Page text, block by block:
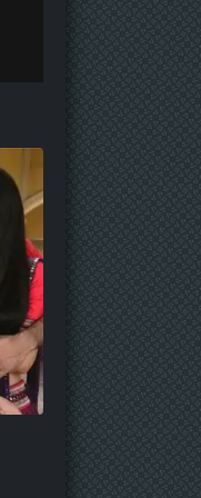
Два в одном:
и бандит